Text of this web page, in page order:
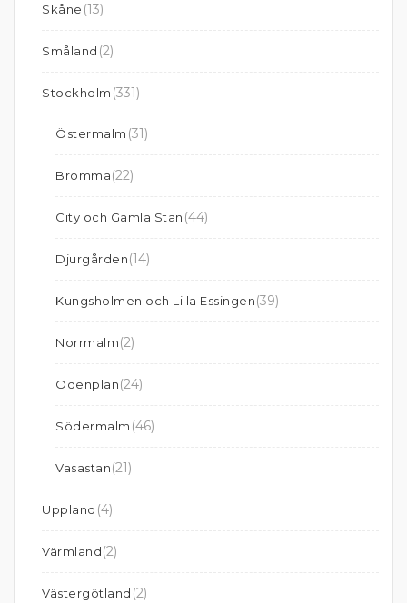
Skåne (13)
Småland (2)
Stockholm (331)
Östermalm (31)
Bromma(22)
City och Gamla Stan (44)
Djurgården(14)
Kungsholmen och Lilla Essingen(39)
Norrmalm(2)
Odenplan(24)
Södermalm (46)
Vasastan(21)
Uppland (4)
Värmland(2)
Västergötland (2)